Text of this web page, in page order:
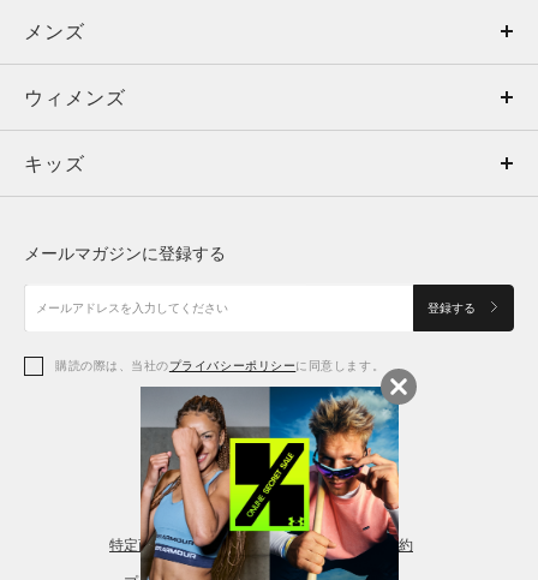
メンズ
ウィメンズ
キッズ
アクセサリー
メンズ
トップス
ボトムス
アクセサリー
ウィメンズ
トップス
シューズ
アクセサリー
レギンス＆タイツ
キッズ
シューズ
メールマガジンに登録する
登録する
購読の際は、当社のプライバシーポリシーに同意します。
特定商取引法に基づく通販の表記 会員規約